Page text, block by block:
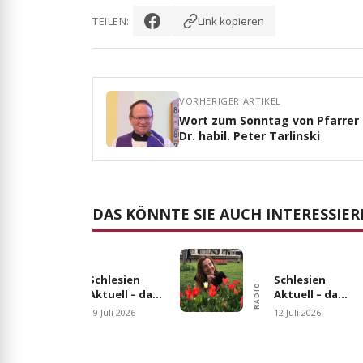
TEILEN: Link kopieren
VORHERIGER ARTIKEL
Wort zum Sonntag von Pfarrer
Dr. habil. Peter Tarlinski
DAS KÖNNTE SIE AUCH
Schlesien
Aktuell – das
Magazin am
19 Juli 2026
RADIO
Schlesien
Aktuell – das
Magazin am
12 Juli 2026